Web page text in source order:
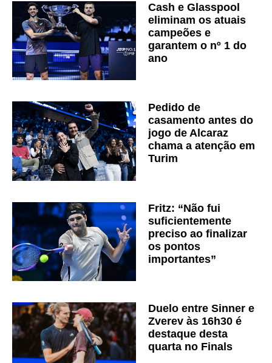
Cash e Glasspool
eliminam os atuais
campeões e
garantem o nº 1 do
ano
Pedido de
casamento antes do
jogo de Alcaraz
chama a atenção em
Turim
Fritz: “Não fui
suficientemente
preciso ao finalizar
os pontos
importantes”
Duelo entre Sinner e
Zverev às 16h30 é
destaque desta
quarta no Finals